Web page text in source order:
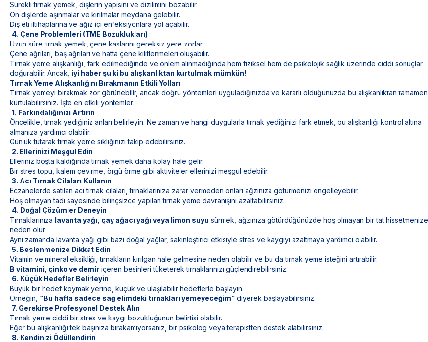
Sürekli tırnak yemek, dişlerin yapısını ve dizilimini bozabilir.
Ön dişlerde aşınmalar ve kırılmalar meydana gelebilir.
Diş eti iltihaplarına ve ağız içi enfeksiyonlara yol açabilir.
4. Çene Problemleri (TME Bozuklukları)
Uzun süre tırnak yemek, çene kaslarını gereksiz yere zorlar.
Çene ağrıları, baş ağrıları ve hatta çene kilitlenmeleri oluşabilir.
Tırnak yeme alışkanlığı, fark edilmediğinde ve önlem alınmadığında hem fiziksel hem de psikolojik sağlık üzerinde ciddi sonuçlar
doğurabilir. Ancak, iyi haber şu ki bu alışkanlıktan kurtulmak mümkün!
Tırnak Yeme Alışkanlığını Bırakmanın Etkili Yolları
Tırnak yemeyi bırakmak zor görünebilir, ancak doğru yöntemleri uyguladığınızda ve kararlı olduğunuzda bu alışkanlıktan tamamen
kurtulabilirsiniz. İşte en etkili yöntemler:
1. Farkındalığınızı Artırın
Öncelikle, tırnak yediğiniz anları belirleyin. Ne zaman ve hangi duygularla tırnak yediğinizi fark etmek, bu alışkanlığı kontrol altına
almanıza yardımcı olabilir.
Günlük tutarak tırnak yeme sıklığınızı takip edebilirsiniz.
2. Ellerinizi Meşgul Edin
Elleriniz boşta kaldığında tırnak yemek daha kolay hale gelir.
Bir stres topu, kalem çevirme, örgü örme gibi aktiviteler ellerinizi meşgul edebilir.
3. Acı Tırnak Cilaları Kullanın
Eczanelerde satılan acı tırnak cilaları, tırnaklarınıza zarar vermeden onları ağzınıza götürmenizi engelleyebilir.
Hoş olmayan tadı sayesinde bilinçsizce yapılan tırnak yeme davranışını azaltabilirsiniz.
4. Doğal Çözümler Deneyin
Tırnaklarınıza lavanta yağı, çay ağacı yağı veya limon suyu sürmek, ağzınıza götürdüğünüzde hoş olmayan bir tat hissetmenize
neden olur.
Aynı zamanda lavanta yağı gibi bazı doğal yağlar, sakinleştirici etkisiyle stres ve kaygıyı azaltmaya yardımcı olabilir.
5. Beslenmenize Dikkat Edin
Vitamin ve mineral eksikliği, tırnakların kırılgan hale gelmesine neden olabilir ve bu da tırnak yeme isteğini artırabilir.
B vitamini, çinko ve demir içeren besinleri tüketerek tırnaklarınızı güçlendirebilirsiniz.
6. Küçük Hedefler Belirleyin
Büyük bir hedef koymak yerine, küçük ve ulaşılabilir hedeflerle başlayın.
Örneğin, “Bu hafta sadece sağ elimdeki tırnakları yemeyeceğim” diyerek başlayabilirsiniz.
7. Gerekirse Profesyonel Destek Alın
Tırnak yeme ciddi bir stres ve kaygı bozukluğunun belirtisi olabilir.
Eğer bu alışkanlığı tek başınıza bırakamıyorsanız, bir psikolog veya terapistten destek alabilirsiniz.
8. Kendinizi Ödüllendirin